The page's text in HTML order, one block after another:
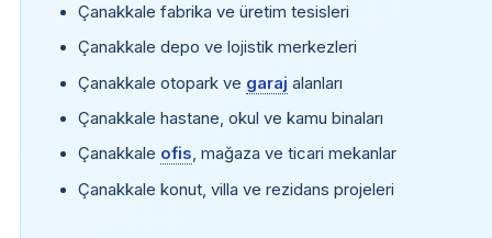
Çanakkale fabrika ve üretim tesisleri
Çanakkale depo ve lojistik merkezleri
Çanakkale otopark ve garaj alanları
Çanakkale hastane, okul ve kamu binaları
Çanakkale ofis, mağaza ve ticari mekanlar
Çanakkale konut, villa ve rezidans projeleri